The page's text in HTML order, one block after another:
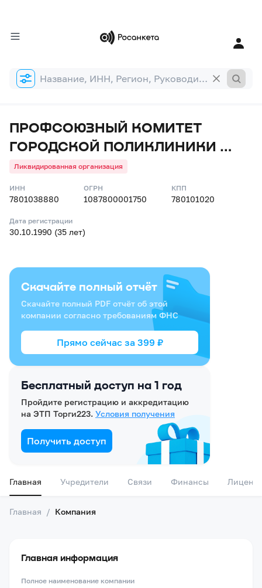
Форма
поиска
ПРОФСОЮЗНЫЙ КОМИТЕТ
ГОРОДСКОЙ ПОЛИКЛИНИКИ №
1 ПРИ ЛГУ
Ликвидированная организация
ИНН
7801038880
ОГРН
1087800001750
КПП
780101020
Дата регистрации
30.10.1990 (35 лет)
Бесплатный доступ на 1 год
Пройдите регистрацию и аккредитацию
на ЭТП Торги223. Условия получения
Получить доступ
Скачайте полный отчёт
Скачайте полный PDF отчёт об этой
компании согласно требованиям ФНС
Прямо сейчас за 399 ₽
Главная Учредители Связи Финансы
Главная / Компания
Главная информация
Полное наименование компании